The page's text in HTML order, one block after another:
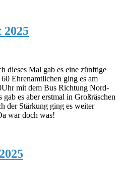
dieses Mal gab es eine zünftige
Ehrenamtlichen ging es am
mit dem Bus Richtung Nord-
es aber erstmal in Großräschen
der Stärkung ging es weiter
war doch was!